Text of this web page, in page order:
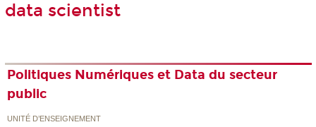
data scientist
Politiques Numériques et Data du secteur
public
UNITÉ D’ENSEIGNEMENT